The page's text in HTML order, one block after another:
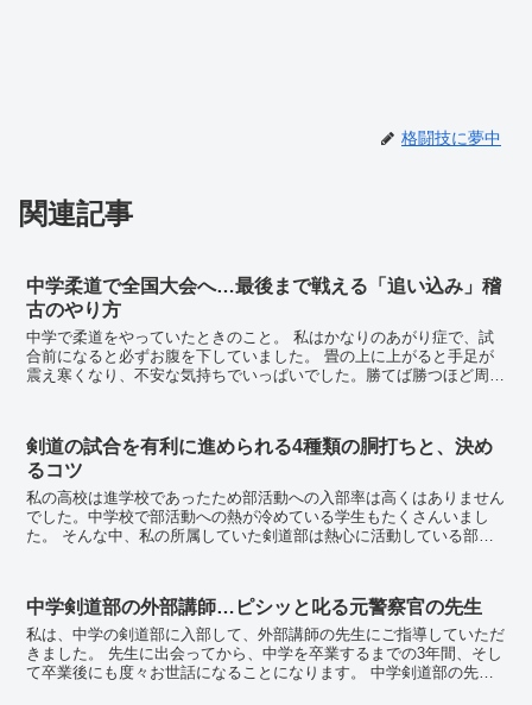
格闘技に夢中
関連記事
中学柔道で全国大会へ…最後まで戦える「追い込み」稽
古のやり方
中学で柔道をやっていたときのこと。 私はかなりのあがり症で、試
合前になると必ずお腹を下していました。 畳の上に上がると手足が
震え寒くなり、不安な気持ちでいっぱいでした。勝てば勝つほど周り
剣道の試合を有利に進められる4種類の胴打ちと、決め
るコツ
私の高校は進学校であったため部活動への入部率は高くはありません
でした。中学校で部活動への熱が冷めている学生もたくさんいまし
た。 そんな中、私の所属していた剣道部は熱心に活動している部活
中学剣道部の外部講師…ピシッと叱る元警察官の先生
私は、中学の剣道部に入部して、外部講師の先生にご指導していただ
きました。 先生に出会ってから、中学を卒業するまでの3年間、そし
て卒業後にも度々お世話になることになります。 中学剣道部の先生